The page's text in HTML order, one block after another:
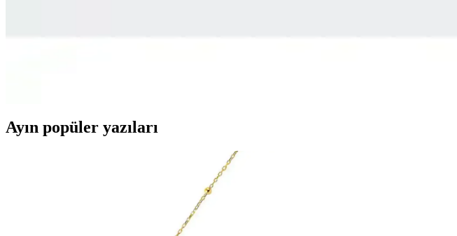
Ayın popüler yazıları